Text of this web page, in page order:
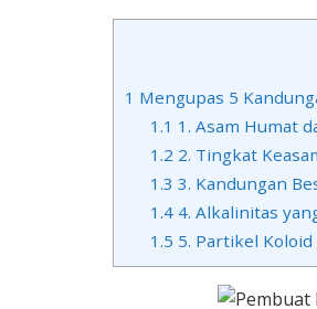
1 Mengupas 5
1.1 1. Asam Humat
1.2 2. Tingkat
1.3 3. Kandungan
1.44. Alkalinitas
1.5 5. Partikel